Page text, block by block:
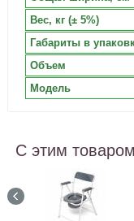
Вес, кг (± 5%)
Габариты в
Объем
Модель
С этим